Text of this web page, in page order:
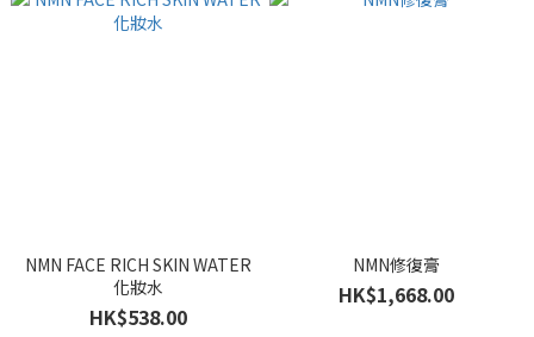
NMN FACE RICH SKIN WATER
化妝水
HK$538.00
NMN修復膏
HK$1,668.00